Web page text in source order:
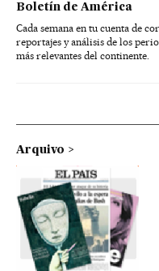
Boletín de América
Cada semana en tu cuenta de
reportajes y análisis de los
más relevantes del continente.
Arquivo